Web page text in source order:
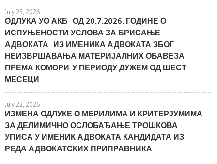
July 23, 2026
ОДЛУКА УО АКБ ОД 20.7.2026. ГОДИНЕ О
ИСПУЊЕНОСТИ УСЛОВА ЗА БРИСАЊЕ
АДВОКАТА ИЗ ИМЕНИКА АДВОКАТА ЗБОГ
НЕИЗВРШАВАЊА МАТЕРИЈАЛНИХ ОБАВЕЗА
ПРЕМА КОМОРИ У ПЕРИОДУ ДУЖЕМ ОД ШЕСТ
МЕСЕЦИ
July 22, 2026
ИЗМЕНА ОДЛУКЕ О МЕРИЛИМА И КРИТЕРЈУМИМА
ЗА ДЕЛИМИЧНО ОСЛОБАЂАЊЕ ТРОШКОВА
УПИСА У ИМЕНИК АДВОКАТА КАНДИДАТА ИЗ
РЕДА АДВОКАТСКИХ ПРИПРАВНИКА